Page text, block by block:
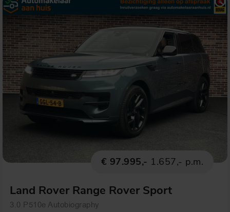
€ 97.995,- 1.657,- p.m.
Land Rover Range Rover Sport
3.0 P510e Autobiography